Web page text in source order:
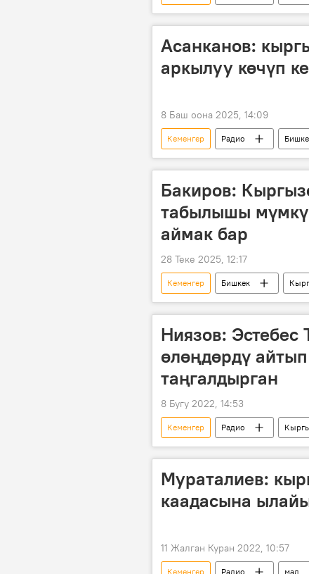
жибек жолу
Кыргызстан
Асанканов:
аркылуу көчүп
8 Баш оона 2025, 14:09
Кеменгер Радио
тарых
Бакиров:
табылышы
аймак бар
28 Теке 2025, 12:17
Кеменгер Бишкек
Айзек Бакиров
Радио
Ниязов: Эстебес
өлөңдөрдү
таңгалдырган
8 Бугу 2022, 14:53
Кеменгер Радио
Нурсултан Назарбаев
Мураталиев:
каадасына
11 Жалган Куран 2022, 10:57
Кеменгер Радио мал